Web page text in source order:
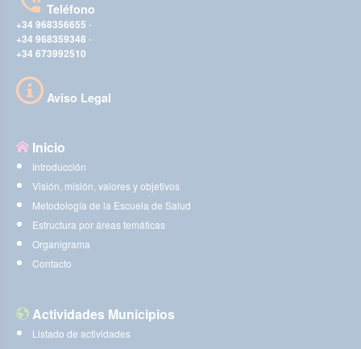
Teléfono
+34 968356655 -
+34 968359348 -
+34 673992510
Aviso Legal
Inicio
Introducción
Visión, misión, valores y objetivos
Metodología de la Escuela de Salud
Estructura por áreas temáticas
Organigrama
Contacto
Actividades Municipios
Listado de actividades